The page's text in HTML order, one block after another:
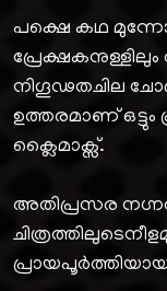
പക്ഷെ കഥ
നിഗൂഢതചില
ഉത്തരമാണ് ഒട്ടും
ക്ലൈമാക്സ്.
അതിപ്രസര